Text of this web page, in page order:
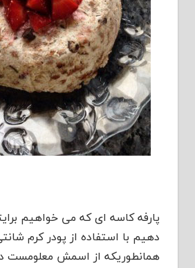
پارفه کاسه ای که می خواهیم
دهیم با استفاده از پودر کرم
همانطوریکه از اسمش معلومست